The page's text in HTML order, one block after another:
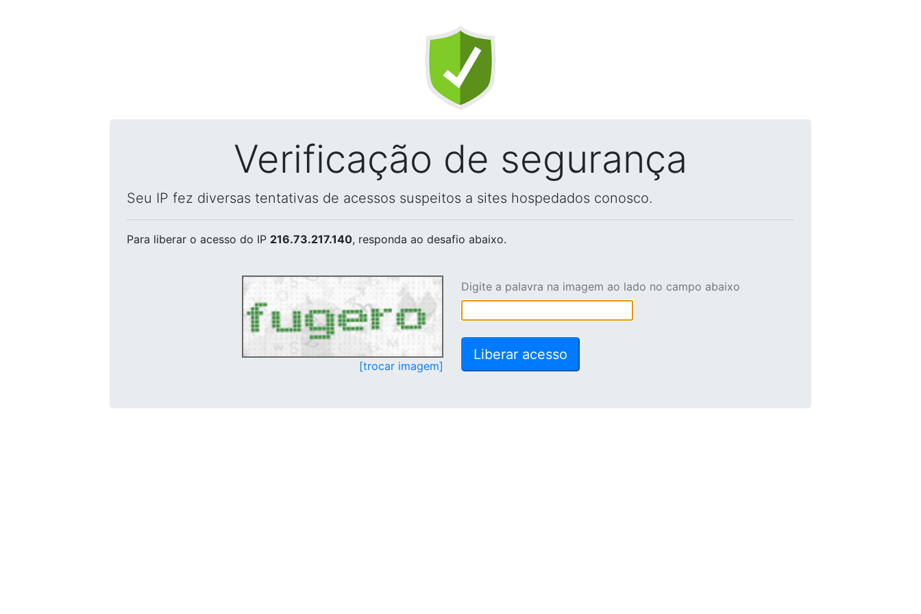
Verificação de segurança
Seu IP fez diversas tentativas de acessos suspeitos a sites hospedados conosco.
Para liberar o acesso do IP 216.73.217.140, responda ao desafio abaixo.
[trocar imagem]
Digite a palavra na imagem ao lado no campo abaixo